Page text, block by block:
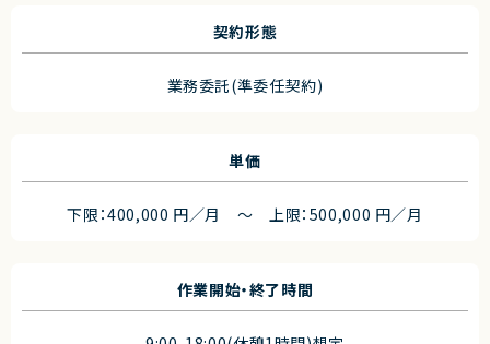
契約形態
業務委託(準委任契約)
単価
下限：400,000 円／月 ～ 上限：500,000 円／月
作業開始・終了時間